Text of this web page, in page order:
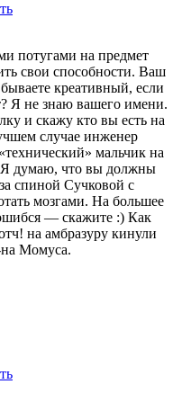
потугами на предмет
свои способности. Ваш
креативный, если
Я не знаю вашего имени.
и скажу кто вы есть на
случае инженер
мальчик на
Я думаю, что вы должны
спиной Сучковой с
мозгами. На большее
— скажите :) Как
на амбразуру кинули
Момуса.